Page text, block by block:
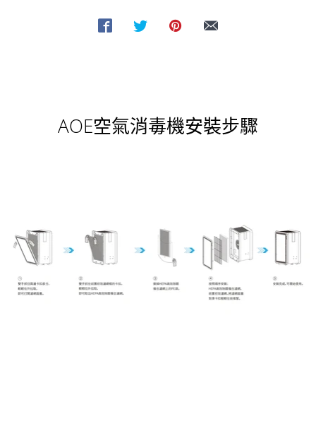
AOE空氣消毒機安裝步驟